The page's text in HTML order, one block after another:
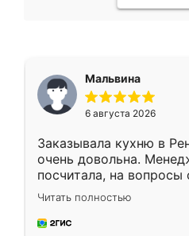
Мальвина
6 августа 2026
Заказывала кухню в
очень довольна.
посчитала, на вопросы
Замерщик приехал в
делу со всей
за день, ребята
Читать полностью